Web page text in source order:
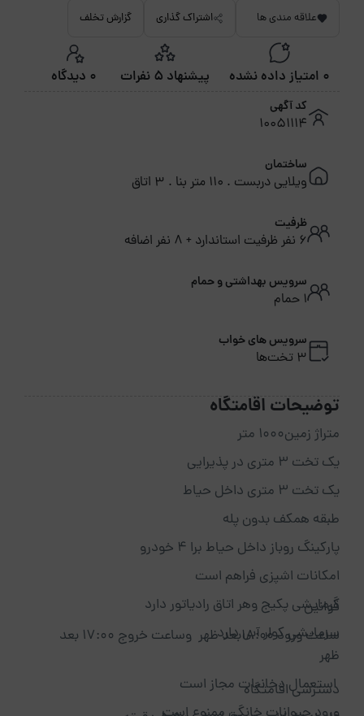
علاقه مندی ها اشتراک گذاری گزارش تخلف
0 امتیاز داده نشده پیشنهاد 5 نفرات 0 دیدگاه
کد آگهی
10051114
ساختمان
ویلایی دربست . 110 متر بنا . 3 اتاق
ظرفیت
6 نفر ظرفیت استاندارد + 8 نفر اضافه
سرویس بهداشتی و حمام
1 حمام
سرویس های خواب
3 تخت‌ها
توضیحات اقامتگاه
متراژ زمین۱۰۰۰ متر
یک تخت ۳ متری در پذیرایی
یک تخت ۳ متری داخل حیاط
طبقه همکف بدون پله
پارکینگ روباز داخل حیاط برا ۴ خودرو
امکانات اشپزی فراهم است
گرمایشی پکیج وهر اتاق رادیاتور دارد
سرمایشی کولر آبی دارد
دسترسی اقامتگاه
قوانین
ساعت ورود 18:00بعد ظهر وساعت خروج 17:00 بعد
ظهر
استعمال دخانیات مجاز است